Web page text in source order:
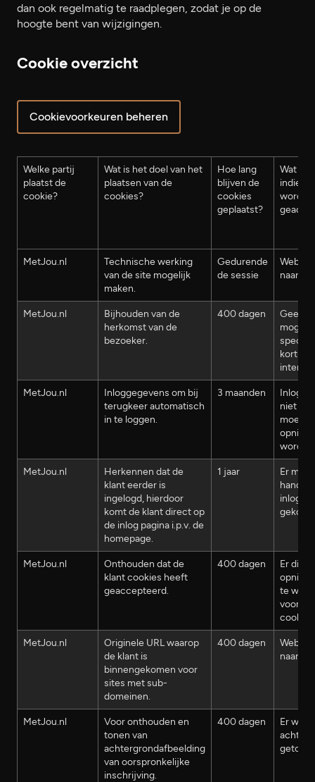
dan ook regelmatig te raadplegen, zodat je op de
hoogte bent van wijzigingen.
Cookie overzicht
Cookievoorkeuren beheren
Welke partij
plaatst de
cookie?
Wat is het doel van het
plaatsen van de
cookies?
Hoe lang
blijven de
cookies
geplaatst?
Wat is
indien
worden
MetJou.nl
Technische werking
van de site mogelijk
maken.
Gedurende
de sessie
naar
MetJou.nl
Bijhouden van de
herkomst van de
bezoeker.
400 dagen
Geen
MetJou.nl
Inloggegevens om bij
terugkeer automatisch
in te loggen.
3 maanden
niet
moet
worden.
MetJou.nl
Herkennen dat de
klant eerder is
ingelogd, hierdoor
komt de klant direct op
de inlog pagina i.p.v. de
homepage.
1 jaar
Er
MetJou.nl
Onthouden dat de
klant cookies heeft
geaccepteerd.
400 dagen
Er
te
voor
MetJou.nl
Originele URL waarop
de klant is
binnengekomen voor
sites met sub-
domeinen.
400 dagen
naar
MetJou.nl
Voor onthouden en
tonen van
achtergrondafbeelding
van oorspronkelijke
inschrijving.
400 dagen
Er